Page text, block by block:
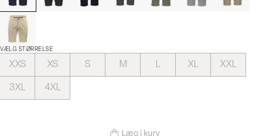
VÆLG STØRRELSE
XXS XS S M L XL XXL
3XL 4XL
Læg i kurv